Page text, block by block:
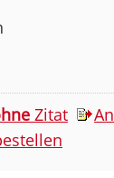
Zitat